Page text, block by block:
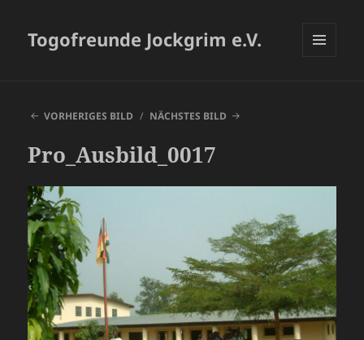
Togofreunde Jockgrim e.V.
VORHERIGES BILD
NÄCHSTES BILD
Pro_Ausbild_0017